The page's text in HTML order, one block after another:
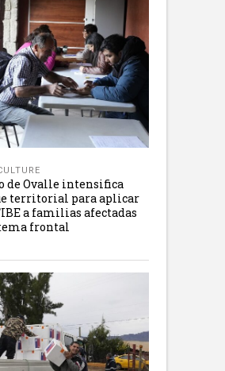
de Ovalle intensifica
territorial para aplicar
a familias afectadas
frontal